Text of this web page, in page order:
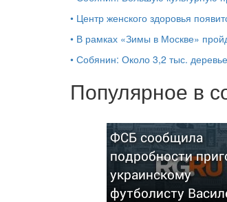
• Центр женского здоровья
• В рамках «Зимы в Москве»
• Собянин: Около 3,2 тыс.
Популярное в
ФСБ сообщила
подробности
украинскому
футболисту